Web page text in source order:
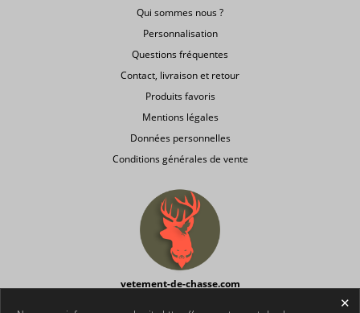
Qui sommes nous ?
Personnalisation
Questions fréquentes
Contact, livraison et retour
Produits favoris
Mentions légales
Données personnelles
Conditions générales de vente
vetement-de-chasse.com